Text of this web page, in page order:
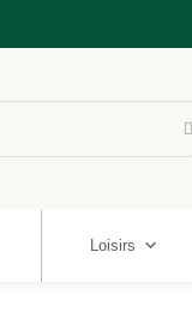
Loisirs